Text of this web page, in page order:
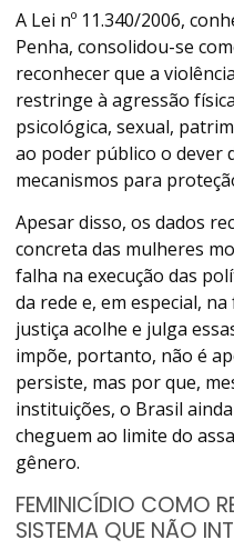
A Lei nº 11.340/2006,
Penha, consolidou-se
reconhecer que a
restringe à agressão
psicológica, sexual,
ao poder público o dever
mecanismos para
Apesar disso, os dados
concreta das mulheres
falha na execução das
da rede e, em especial,
justiça acolhe e julga
impõe, portanto, não é
persiste, mas por que,
instituições, o Brasil
cheguem ao limite do
gênero.
FEMINICÍDIO COMO
SISTEMA QUE NÃO